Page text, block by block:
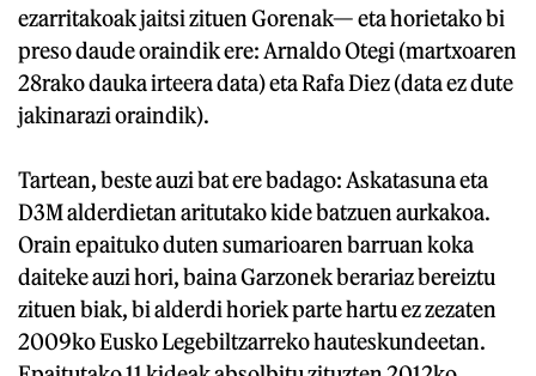
ezarritakoak jaitsi zituen Gorenak— eta horietako bi
preso daude oraindik ere: Arnaldo Otegi (martxoaren
28rako dauka irteera data) eta Rafa Diez (data ez dute
jakinarazi oraindik).
Tartean, beste auzi bat ere badago: Askatasuna eta
D3M alderdietan aritutako kide batzuen aurkakoa.
Orain epaituko duten sumarioaren barruan koka
daiteke auzi hori, baina Garzonek berariaz bereiztu
zituen biak, bi alderdi horiek parte hartu ez zezaten
2009ko Eusko Legebiltzarreko hauteskundeetan.